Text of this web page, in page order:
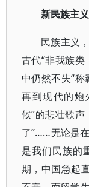
新民族主义
民族主义
古代“非我族
中仍然不失“称
再到现代的炮
候”的悲壮歌
了”……无论是
是我们民族的
期，中国急起